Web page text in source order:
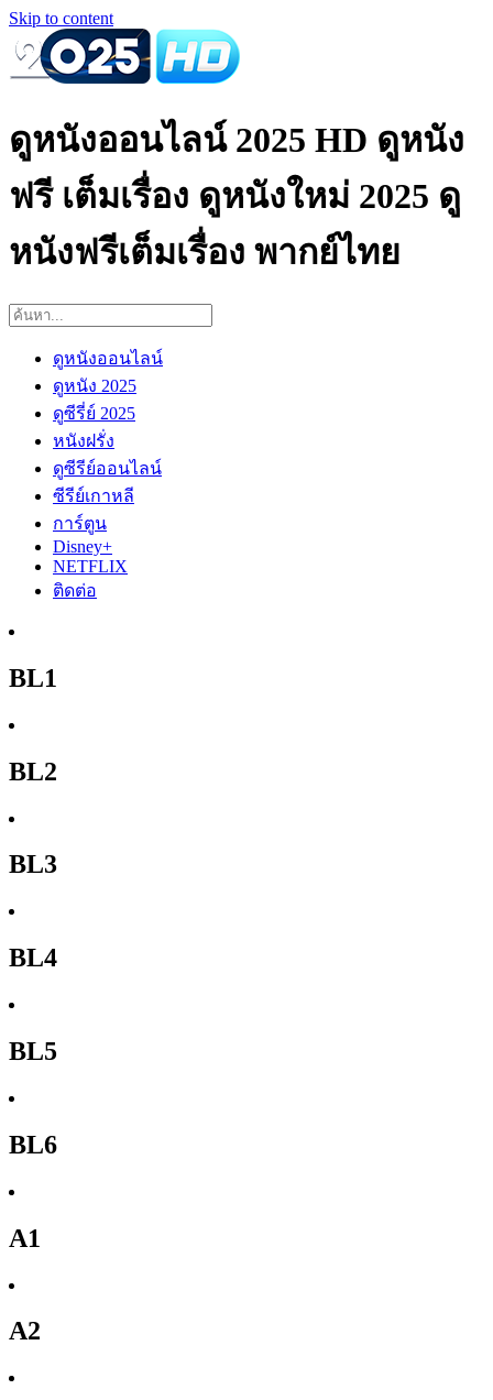
Skip to content
ดูหนังออนไลน์ 2025 HD ดูหนัง
ฟรี เต็มเรื่อง ดูหนังใหม่ 2025 ดู
หนังฟรีเต็มเรื่อง พากย์ไทย
ดูหนังออนไลน์
ดูหนัง 2025
ดูซีรี่ย์ 2025
หนังฝรั่ง
ดูซีรีย์ออนไลน์
ซีรีย์เกาหลี
การ์ตูน
Disney+
NETFLIX
ติดต่อ
BL1
BL2
BL3
BL4
BL5
BL6
A1
A2